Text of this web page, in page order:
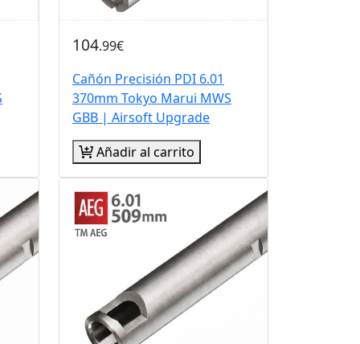
104.99€
Cañón Precisión PDI 6.01
370mm Tokyo Marui MWS
GBB | Airsoft Upgrade
Añadir al carrito